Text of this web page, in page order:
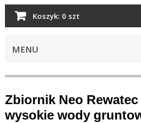
Koszyk: 0 szt
MENU
Zbiornik Neo Rewatec
wysokie wody